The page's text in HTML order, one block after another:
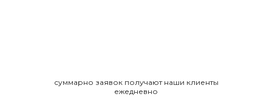
суммарно заявок получают наши клиенты
ежедневно